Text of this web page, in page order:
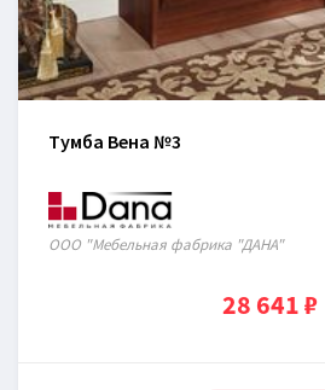
Тумба Вена №3
ООО "Мебельная фабрика "ДАНА"
28 641 ₽